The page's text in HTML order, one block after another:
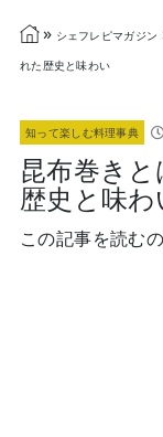
» シェフレピマガジン
れた歴史と味わい
知って楽しむ料理事典
昆布巻き
歴史と味わ
この記事を読む